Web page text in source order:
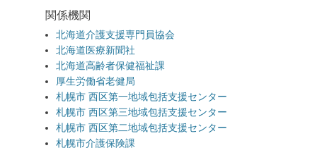
関係機関
北海道介護支援専門員協会
北海道医療新聞社
北海道高齢者保健福祉課
厚生労働省老健局
札幌市 西区第一地域包括支援センター
札幌市 西区第三地域包括支援センター
札幌市 西区第二地域包括支援センター
札幌市介護保険課